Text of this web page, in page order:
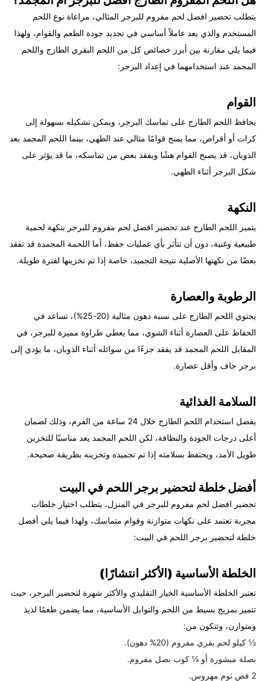
يتطلب تحضير افضل لحم مفروم للبرجر المثالي، مراعاة نوع اللحم
المستخدم والذي يعد عاملاً أساسي في تحديد جودة الطعم والقوام، ولهذا
فيما يلي مقارنة بين أبرز خصائص كل من اللحم البقري الطازج واللحم
المجمد عند استخدامهما في إعداد البرجر:
القوام
يحافظ اللحم الطازج على تماسك البرجر، ويمكن تشكيله بسهولة إلى
كرات أو أقراص، مما يمنح قوامًا مثالي عند الطهي، بينما اللحم المجمد بعد
الذوبان، قد يصبح القوام هشًا ويفقد بعض من تماسكه، ما قد يؤثر على
شكل البرجر أثناء الطهي.
النكهة
يتميز اللحم الطازج عند تحضير افضل لحم مفروم للبرجر بنكهة لحمية
طبيعية وغنية، دون أن تتأثر بأي عمليات حفظ، أما اللحمة المجمدة قد تفقد
بعضًا من نكهتها الأصلية نتيجة التجميد، خاصة إذا تم تخزينها لفترة طويلة.
الرطوبة والعصارة
يحتوي اللحم الطازج على نسبة دهون مثالية (20-25%)، تساعد في
الحفاظ على العصارة أثناء الشوي، مما يعطي طراوة مميزة للبرجر، في
المقابل اللحم المجمد قد يفقد جزءًا من سوائله أثناء الذوبان، ما يؤدي إلى
برجر جاف وأقل عصارة.
السلامة الغذائية
يفضل استخدام اللحم الطازج خلال 24 ساعة من الفرم، وذلك لضمان
أعلى درجات الجودة والنظافة، لكن اللحم المجمد يعد مناسبًا للتخزين
طويل الأمد، ويحتفظ بسلامته إذا تم تجميده وتخزينه بطريقة صحيحة.
أفضل خلطة لتحضير برجر اللحم في البيت
تحضير افضل لحم مفروم للبرجر في المنزل، يتطلب اختيار خلطات
مجربة تعتمد على نكهات متوازنة وقوام متماسك، ولهذا فيما يلي أفضل
خلطة لتحضير برجر اللحم في البيت:
الخلطة الأساسية (الأكثر انتشارًا)
تعتبر الخلطة الأساسية الخيار التقليدي والأكثر شهرة لتحضير البرجر، حيث
تتميز بمزيج بسيط من اللحم والتوابل الأساسية، مما يضمن طعمًا لذيذ
ومتوازن، وتتكون من:
½ كيلو لحم بقري مفروم (20% دهون).
بصلة مبشورة أو ¼ كوب بصل مفروم.
2 فص ثوم مهروس.